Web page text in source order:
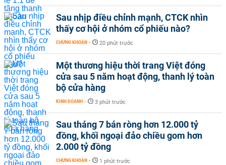
Sau nhịp điều chỉnh mạnh, CTCK nhìn
thấy cơ hội ở nhóm cổ phiếu nào?
CHỨNG KHOÁN - 20 phút trước
Một thương hiệu thời trang Việt đóng
cửa sau 5 năm hoạt động, thanh lý toàn
bộ cửa hàng
KINH DOANH - 3 phút trước
Sau tháng 7 bán ròng hơn 12.000 tỷ
đồng, khối ngoại đảo chiều gom hơn
2.000 tỷ đồng
CHỨNG KHOÁN - 1 phút trước